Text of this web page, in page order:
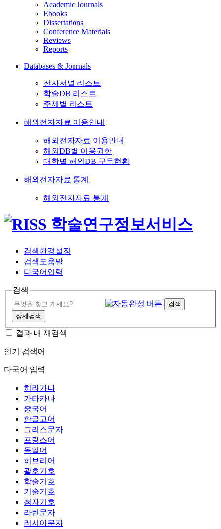
Academic Journals
Ebooks
Dissertations
Conference Materials
Reviews
Reports
Databases & Journals
전자저널 리스트
학술DB 리스트
주제별 리스트
해외전자자료 이용안내
해외전자자료 이용안내
해외DB별 이용권한
대학별 해외DB 구독현황
해외전자자료 통계
해외전자자료 통계
검색환경설정
검색도움말
다국어입력
검색
검색
상세검색
결과 내 재검색
인기 검색어
다국어 입력
히라가나
가타카나
중국어
한글고어
그리스문자
프랑스어
독일어
히브리어
괄호기호
학술기호
기술기호
첨자기호
라틴문자
러시아문자